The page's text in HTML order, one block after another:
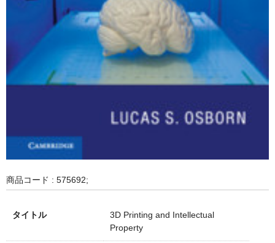
商品コード : 575692;
タイトル
3D Printing and Intellectual
Property